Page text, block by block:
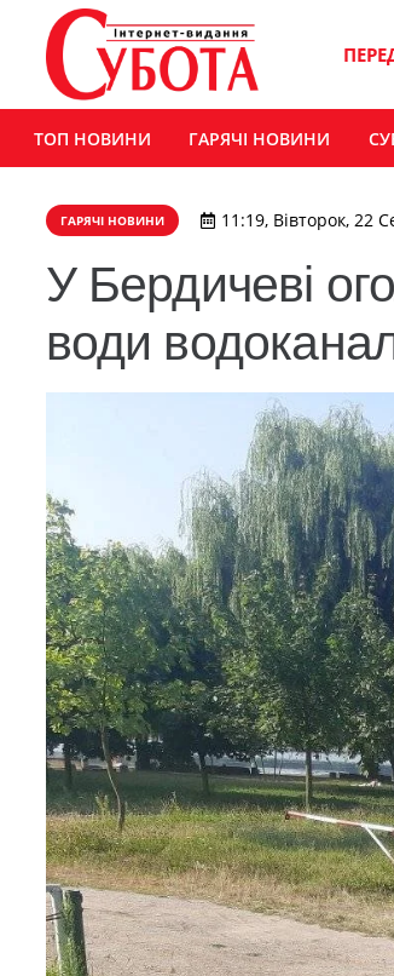
ТОП НОВИНИ ГАРЯЧІ НОВИНИ
ГАРЯЧІ НОВИНИ 11:19, Вівторок, 22
У Бердичеві
води